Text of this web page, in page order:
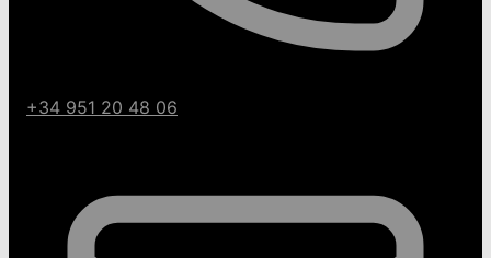
+34 951 20 48 06